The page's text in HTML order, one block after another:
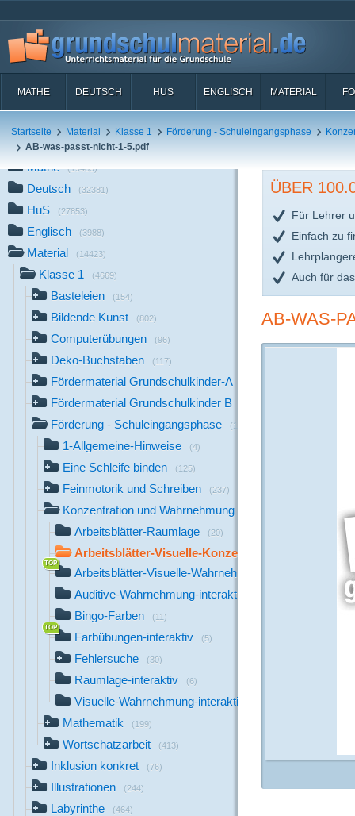
MATHE DEUTSCH HUS ENGLISCH MATERIAL
Startseite Material Klasse 1 Förderung - Schuleingangsphase
AB-was-passt-nicht-1-5.pdf
Mathe (19489)
Deutsch (32381)
HuS (27853)
Englisch (3988)
Material (14423)
Klasse 1 (4669)
Basteleien (154)
Bildende Kunst (802)
Computerübungen (96)
Deko-Buchstaben (117)
Fördermaterial Grundschulkinder-A
Fördermaterial Grundschulkinder B
Förderung - Schuleingangsphase (1142)
1-Allgemeine-Hinweise (4)
Eine Schleife binden (125)
Feinmotorik und Schreiben (237)
Konzentration und Wahrnehmung
Arbeitsblätter-Raumlage (20)
Arbeitsblätter-Visuelle-Konzentration
Arbeitsblätter-Visuelle-Wahrnehmung
Auditive-Wahrnehmung-interaktiv
Bingo-Farben (11)
Farbübungen-interaktiv (5)
Fehlersuche (30)
Raumlage-interaktiv (6)
Visuelle-Wahrnehmung-interaktiv
Mathematik (199)
Wortschatzarbeit (413)
Inklusion konkret (76)
Illustrationen (244)
Labyrinthe (464)
ÜBER
Für Lehrer
Einfach zu
Auch für
AB-WAS-